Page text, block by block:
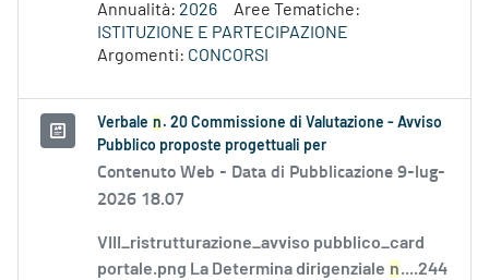
Annualità: 2026
Aree Tematiche:
ISTITUZIONE E PARTECIPAZIONE
Argomenti: CONCORSI
Verbale n . 20 Commissione di Valutazione - Avviso
Pubblico proposte progettuali per
Contenuto Web - Data di Pubblicazione 9-lug-
2026 18.07
VIII_ristrutturazione_avviso pubblico_card
portale.png La Determina dirigenziale n....244